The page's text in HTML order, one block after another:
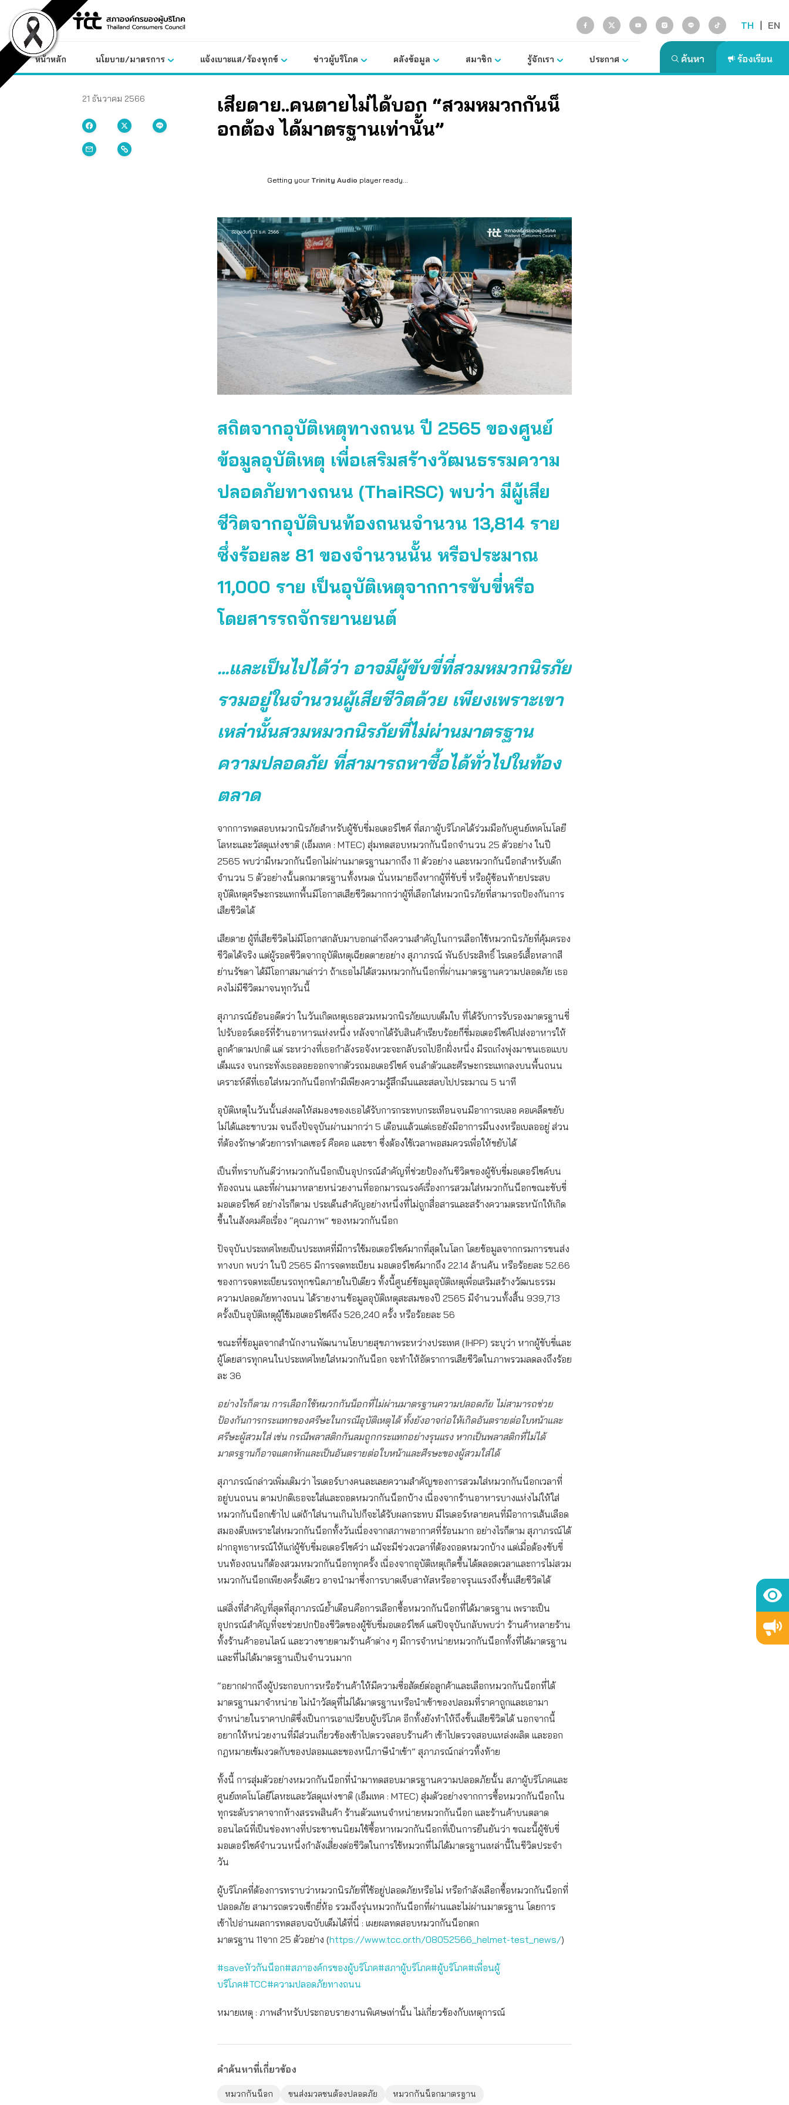
content
TH | EN
หน้าหลัก นโยบาย/มาตรการ แจ้งเบาะแส/ร้องทุกข์ ข่าวผู้บริโภค คลังข้อมูล สมาชิก รู้จักเรา ประกาศ
21 ธันวาคม 2566
เสียดาย..คนตายไม่ได้บอก “สวมหมวกกันน็
อกต้อง ได้มาตรฐานเท่านั้น”
Getting your Trinity Audio player ready...
สถิตจากอุบัติเหตุทางถนน ปี 2565 ของศูนย์
ข้อมูลอุบัติเหตุ เพื่อเสริมสร้างวัฒนธรรมความ
ปลอดภัยทางถนน (ThaiRSC) พบว่า มีผู้เสีย
ชีวิตจากอุบัติบนท้องถนนจำนวน 13,814 ราย
ซึ่งร้อยละ 81 ของจำนวนนั้น หรือประมาณ
11,000 ราย เป็นอุบัติเหตุจากการขับขี่หรือ
โดยสารรถจักรยานยนต์
…และเป็นไปได้ว่า อาจมีผู้ขับขี่ที่สวมหมวกนิรภัย
รวมอยู่ในจำนวนผู้เสียชีวิตด้วย เพียงเพราะเขา
เหล่านั้นสวมหมวกนิรภัยที่ไม่ผ่านมาตรฐาน
ความปลอดภัย ที่สามารถหาซื้อได้ทั่วไปในท้อง
ตลาด
จากการทดสอบหมวกนิรภัยสำหรับผู้ขับขี่มอเตอร์ไซค์ ที่สภาผู้บริโภคได้ร่วมมือกับศูนย์เทคโนโลยี
โลหะและวัสดุแห่งชาติ (เอ็มเทค : MTEC) สุ่มทดสอบหมวกกันน็อกจำนวน 25 ตัวอย่าง ในปี
2565 พบว่ามีหมวกกันน็อกไม่ผ่านมาตรฐานมากถึง 11 ตัวอย่าง และหมวกกันน็อกสำหรับเด็ก
จำนวน 5 ตัวอย่างนั้นตกมาตรฐานทั้งหมด นั่นหมายถึงหากผู้ที่ขับขี่ หรือผู้ซ้อนท้ายประสบ
อุบัติเหตุศรีษะกระแทกพื้นมีโอกาสเสียชีวิตมากกว่าผู้ที่เลือกใส่หมวกนิรภัยที่สามารถป้องกันการ
เสียชีวิตได้
เสียดาย ผู้ที่เสียชีวิตไม่มีโอกาสกลับมาบอกเล่าถึงความสำคัญในการเลือกใช้หมวกนิรภัยที่คุ้มครอง
ชีวิตได้จริง แต่ผู้รอดชีวิตจากอุบัติเหตุเฉียดตายอย่าง สุภาภรณ์ พันธ์ประสิทธิ์ ไรเดอร์เสื้อหลากสี
ย่านรัชดา ได้มีโอกาสมาเล่าว่า ถ้าเธอไม่ได้สวมหมวกกันน็อกที่ผ่านมาตรฐานความปลอดภัย เธอ
คงไม่มีชีวิตมาจนทุกวันนี้
สุภาภรณ์ย้อนอดีตว่า ในวันเกิดเหตุเธอสวมหมวกนิรภัยแบบเต็มใบ ที่ได้รับการรับรองมาตรฐานขี่
ไปรับออร์เดอร์ที่ร้านอาหารแห่งหนึ่ง หลังจากได้รับสินค้าเรียบร้อยก็ขี่มอเตอร์ไซค์ไปส่งอาหารให้
ลูกค้าตามปกติ แต่ ระหว่างที่เธอกำลังรอจังหวะจะกลับรถไปอีกฝั่งหนึ่ง มีรถเก๋งพุ่งมาชนเธอแบบ
เต็มแรง จนกระทั่งเธอลอยออกจากตัวรถมอเตอร์ไซค์ จนลำตัวและศีรษะกระแทกลงบนพื้นถนน
เคราะห์ดีที่เธอใส่หมวกกันน็อกทำมีเพียงความรู้สึกมึนและสลบไปประมาณ 5 นาที
อุบัติเหตุในวันนั้นส่งผลให้สมองของเธอได้รับการกระทบกระเทือนจนมีอาการเบลอ คอเคล็ดขยับ
ไม่ได้และขาบวม จนถึงปัจจุบันผ่านมากว่า 5 เดือนแล้วแต่เธอยังมีอาการมึนงงหรือเบลออยู่ ส่วน
ที่ต้องรักษาด้วยการทำเลเซอร์ คือคอ และขา ซึ่งต้องใช้เวลาพอสมควรเพื่อให้ขยับได้
เป็นที่ทราบกันดีว่าหมวกกันน็อกเป็นอุปกรณ์สำคัญที่ช่วยป้องกันชีวิตของผู้ขับขี่มอเตอร์ไซค์บน
ท้องถนน และที่ผ่านมาหลายหน่วยงานที่ออกมารณรงค์เรื่องการสวมใส่หมวกกันน็อกขณะขับขี่
มอเตอร์ไซค์ อย่างไรก็ตาม ประเด็นสำคัญอย่างหนึ่งที่ไม่ถูกสื่อสารและสร้างความตระหนักให้เกิด
ขึ้นในสังคมคือเรื่อง “คุณภาพ” ของหมวกกันน็อก
ปัจจุบันประเทศไทยเป็นประเทศที่มีการใช้มอเตอร์ไซค์มากที่สุดในโลก โดยข้อมูลจากกรมการขนส่ง
ทางบก พบว่า ในปี 2565 มีการจดทะเบียน มอเตอร์ไซค์มากถึง 22.14 ล้านค้น หรือร้อยละ 52.66
ของการจดทะเบียนรถทุกชนิดภายในปีเดียว ทั้งนี้ศูนย์ข้อมูลอุบัติเหตุเพื่อเสริมสร้างวัฒนธรรม
ความปลอดภัยทางถนน ได้รายงานข้อมูลอุบัติเหตุสะสมของปี 2565 มีจำนวนทั้งสิ้น 939,713
ครั้งเป็นอุบัติเหตุผู้ใช้มอเตอร์ไซค์ถึง 526,240 ครั้ง หรือร้อยละ 56
ขณะที่ข้อมูลจากสำนักงานพัฒนานโยบายสุขภาพระหว่างประเทศ (IHPP) ระบุว่า หากผู้ขับขี่และ
ผู้โดยสารทุกคนในประเทศไทยใส่หมวกกันน็อก จะทำให้อัตราการเสียชีวิตในภาพรวมลดลงถึงร้อย
ละ 36
อย่างไรก็ตาม การเลือกใช้หมวกกันน็อกที่ไม่ผ่านมาตรฐานความปลอดภัย ไม่สามารถช่วย
ป้องกันการกระแทกของศรีษะในกรณีอุบัติเหตุได้ ทั้งยังอาจก่อให้เกิดอันตรายต่อใบหน้าและ
ศรีษะผู้สวมใส่ เช่น กรณีพลาสติกกันลมถูกกระแทกอย่างรุนแรง หากเป็นพลาสติกที่ไม่ได้
มาตรฐานก็อาจแตกหักและเป็นอันตรายต่อใบหน้าและศีรษะของผู้สวมใส่ได้
สุภาภรณ์กล่าวเพิ่มเติมว่า ไรเดอร์บางคนละเลยความสำคัญของการสวมใส่หมวกกันน็อกเวลาที่
อยู่บนถนน ตามปกติเธอจะใส่และถอดหมวกกันน็อกบ้าง เนื่องจากร้านอาหารบางแห่งไม่ให้ใส่
หมวกกันน็อกเข้าไป แต่ถ้าใส่นานเกินไปก็จะได้รับผลกระทบ มีไรเดอร์หลายคนที่มีอาการเส้นเลือด
สมองตีบเพราะใส่หมวกกันน็อกทั้งวันเนื่องจากสภาพอากาศที่ร้อนมาก อย่างไรก็ตาม สุภาภรณ์ได้
ฝากอุทธาหรณ์ให้แก่ผู้ขับขี่มอเตอร์ไซค์ว่า แม้จะมีช่วงเวลาที่ต้องถอดหมวกบ้าง แต่เมื่อต้องขับขี่
บนท้องถนนก็ต้องสวมหมวกกันน็อกทุกครั้ง เนื่องจากอุบัติเหตุเกิดขึ้นได้ตลอดเวลาและการไม่สวม
หมวกกันน็อกเพียงครั้งเดียว อาจนำมาซึ่งการบาดเจ็บสาหัสหรืออาจรุนแรงถึงขั้นเสียชีวิตได้
แต่สิ่งที่สำคัญที่สุดที่สุภาภรณ์ย้ำเตือนคือการเลือกซื้อหมวกกันน็อกที่ได้มาตรฐาน เพราะเป็น
อุปกรณ์สำคัญที่จะช่วยปกป้องชีวิตของผู้ขับขี่มอเตอร์ไซค์ แต่ปัจจุบันกลับพบว่า ร้านค้าหลายร้าน
ทั้งร้านค้าออนไลน์ และวางขายตามร้านค้าต่าง ๆ มีการจำหน่ายหมวกกันน็อกทั้งที่ได้มาตรฐาน
และที่ไม่ได้มาตรฐานเป็นจำนวนมาก
“อยากฝากถึงผู้ประกอบการหรือร้านค้าให้มีความซื่อสัตย์ต่อลูกค้าและเลือกหมวกกันน็อกที่ได้
มาตรฐานมาจำหน่าย ไม่นำวัสดุที่ไม่ได้มาตรฐานหรือนำเข้าของปลอมที่ราคาถูกและเอามา
จำหน่ายในราคาปกติซึ่งเป็นการเอาเปรียบผู้บริโภค อีกทั้งยังทำให้ถึงขั้นเสียชีวิตได้ นอกจากนี้
อยากให้หน่วยงานที่มีส่วนเกี่ยวข้องเข้าไปตรวจสอบร้านค้า เข้าไปตรวจสอบแหล่งผลิต และออก
กฎหมายเข้มงวดกับของปลอมและของหนีภาษีนำเข้า” สุภาภรณ์กล่าวทิ้งท้าย
ทั้งนี้ การสุ่มตัวอย่างหมวกกันน็อกที่นำมาทดสอบมาตรฐานความปลอดภัยนั้น สภาผู้บริโภคและ
ศูนย์เทคโนโลยีโลหะและวัสดุแห่งชาติ (เอ็มเทค : MTEC) สุ่มตัวอย่างจากการซื้อหมวกกันน็อกใน
ทุกระดับราคาจากห้างสรรพสินค้า ร้านตัวแทนจำหน่ายหมวกกันน็อก และร้านค้าบนตลาด
ออนไลน์ที่เป็นช่องทางที่ประชาชนนิยมใช้ซื้อหาหมวกกันน็อกที่เป็นการยืนยันว่า ขณะนี้ผู้ขับขี่
มอเตอร์ไซค์จำนวนหนึ่งกำลังเสี่ยงต่อชีวิตในการใช้หมวกที่ไม่ได้มาตรฐานเหล่านี้ในชีวิตประจำ
วัน
ผู้บริโภคที่ต้องการทราบว่าหมวกนิรภัยที่ใช้อยู่ปลอดภัยหรือไม่ หรือกำลังเลือกซื้อหมวกกันน็อกที่
ปลอดภัย สามารถตรวจเช็กยี่ห้อ รวมถึงรุ่นหมวกกันน็อกที่ผ่านและไม่ผ่านมาตรฐาน โดยการ
เข้าไปอ่านผลการทดสอบฉบับเต็มได้ที่นี่ : เผยผลทดสอบหมวกกันน็อกตก
มาตรฐาน 11จาก 25 ตัวอย่าง (https://www.tcc.or.th/08052566_helmet-test_news/)
#saveหัวกันน็อก#สภาองค์กรของผู้บริโภค#สภาผู้บริโภค#ผู้บริโภค#เพื่อนผู้
บริโภค#TCC#ความปลอดภัยทางถนน
หมายเหตุ : ภาพสำหรับประกอบรายงานพิเศษเท่านั้น ไม่เกี่ยวข้องกับเหตุการณ์
คำค้นหาที่เกี่ยวข้อง
หมวกกันน็อก ขนส่งมวลชนต้องปลอดภัย หมวกกันน็อกมาตรฐาน